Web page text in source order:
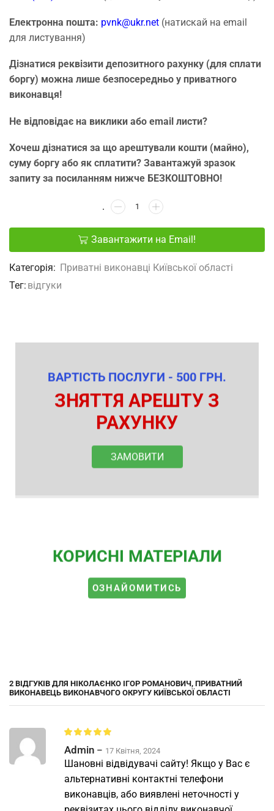
Електронна пошта: pvnk@ukr.net (натискай на email
для листування)
Дізнатися реквізити депозитного рахунку (для сплати
боргу) можна лише безпосередньо у приватного
виконавця!
Не відповідає на виклики або email листи?
Хочеш дізнатися за що арештували кошти (майно),
суму боргу або як сплатити? Завантажуй зразок
запиту за посиланням нижче БЕЗКОШТОВНО!
Завантажити на Email!
Категорія: Приватні виконавці Київської області
Тег: відгуки
ВАРТІСТЬ ПОСЛУГИ - 500 ГРН.
ЗНЯТТЯ АРЕШТУ З
РАХУНКУ
ЗАМОВИТИ
КОРИСНІ МАТЕРІАЛИ
ОЗНАЙОМИТИСЬ
2 ВІДГУКІВ ДЛЯ НІКОЛАЄНКО ІГОР РОМАНОВИЧ, ПРИВАТНИЙ
ВИКОНАВЕЦЬ ВИКОНАВЧОГО ОКРУГУ КИЇВСЬКОЇ ОБЛАСТІ
Admin – 17 Квітня, 2024
Шановні відвідувачі сайту! Якщо у Вас є
альтернативні контактні телефони
виконавців, або виявлені неточності у